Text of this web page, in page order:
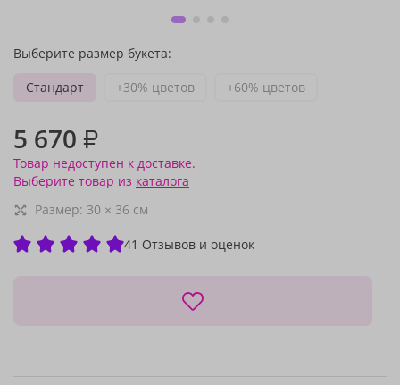
Выберите размер букета:
Стандарт
+30% цветов +60% цветов
5 670 ₽
Товар недоступен к доставке.
Выберите товар из каталога
Размер: 30 × 36 см
41 Отзывов и оценок